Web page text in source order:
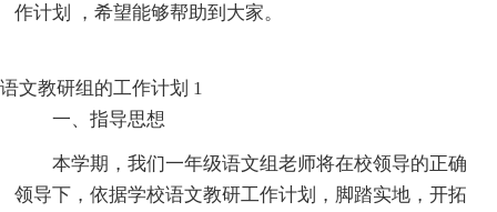
作计划 ，希望能够帮助到大家。
语文教研组的工作计划 1
一、指导思想
本学期，我们一年级语文组老师将在校领导的正确
领导下，依据学校语文教研工作计划，脚踏实地，开拓